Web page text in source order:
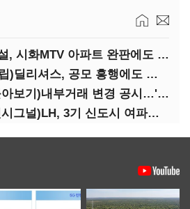
[IB토마토]대우건설, 시화MTV 아파트 완판에도 손실…공사비 회수 난항
[IB토마토](IPO클립)딜리셔스, 공모 흥행에도 락업은 미미…441곳 중 확약 5곳
[IB토마토](공시톺아보기)내부거래 변경 공시…'20% 룰' 뭐길래
[IB토마토](크레딧시그널)LH, 3기 신도시 여파로…차입금 109조까지 확대